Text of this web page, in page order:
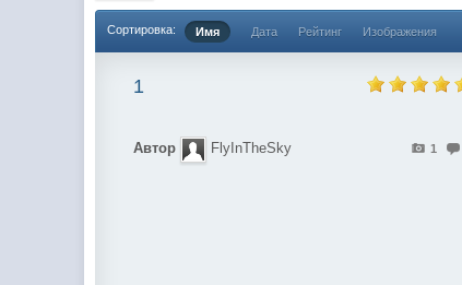
Сортировка: Имя Дата Рейтинг Изображения
1
1
Автор FlyInTheSky